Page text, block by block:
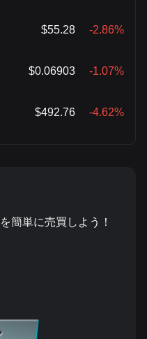
$55.28 -2.86%
$0.06903 -1.07%
$492.76 -4.62%
簡単に売買しよう！